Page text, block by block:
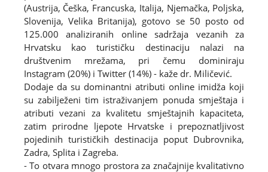
(Austrija, Češka, Francuska, Italija, Njemačka, Poljska,
Slovenija, Velika Britanija), gotovo se 50 posto od
125.000 analiziranih online sadržaja vezanih za
Hrvatsku kao turističku destinaciju nalazi na
društvenim mrežama, pri čemu dominiraju
Instagram (20%) i Twitter (14%) - kaže dr. Miličević.
Dodaje da su dominantni atributi online imidža koji
su zabilježeni tim istraživanjem ponuda smještaja i
atributi vezani za kvalitetu smještajnih kapaciteta,
zatim prirodne ljepote Hrvatske i prepoznatljivost
pojedinih turističkih destinacija poput Dubrovnika,
Zadra, Splita i Zagreba.
- To otvara mnogo prostora za značajnije kvalitativno